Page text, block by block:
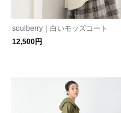
soulberry｜白いモッズコート
12,500円